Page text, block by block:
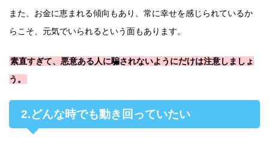
また、お金に恵まれる傾向もあり、常に幸せを感じられているか
らこそ、元気でいられるという面もあります。
素直すぎて、悪意ある人に騙されないようにだけは注意しましょ
う。
2.どんな時でも動き回っていたい